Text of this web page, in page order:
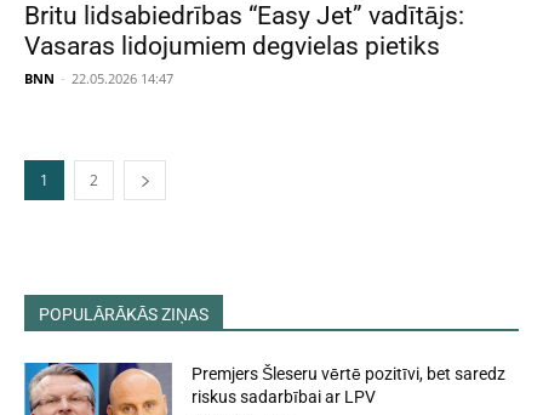
Britu lidsabiedrības “Easy Jet” vadītājs:
Vasaras lidojumiem degvielas pietiks
BNN - 22.05.2026 14:47
1 2
POPULĀRĀKĀS ZIŅAS
Premjers Šleseru vērtē pozitīvi, bet saredz
riskus sadarbībai ar LPV